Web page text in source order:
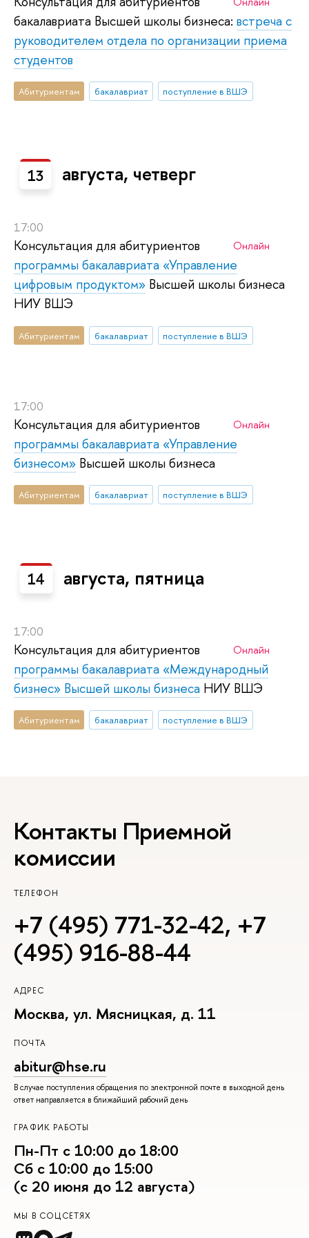
бакалавриата Высшей школы бизнеса: встреча с
руководителем отдела по организации приема
студентов
Абитуриентам бакалавриат поступление в ВШЭ
13 августа, четверг
17:00
Онлайн
Консультация для абитуриентов
программы бакалавриата «Управление
цифровым продуктом» Высшей школы бизнеса
НИУ ВШЭ
Абитуриентам бакалавриат поступление в ВШЭ
17:00
Онлайн
Консультация для абитуриентов
программы бакалавриата «Управление
бизнесом» Высшей школы бизнеса
Абитуриентам бакалавриат поступление в ВШЭ
14 августа, пятница
17:00
Онлайн
Консультация для абитуриентов
программы бакалавриата «Международный
бизнес» Высшей школы бизнеса НИУ ВШЭ
Абитуриентам бакалавриат поступление в ВШЭ
Контакты Приемной
комиссии
ТЕЛЕФОН
+7 (495) 771-32-42, +7
(495) 916-88-44
АДРЕС
Москва, ул. Мясницкая, д. 11
ПОЧТА
abitur@hse.ru
В случае поступления обращения по электронной почте в выходной день
ответ направляется в ближайший рабочий день
ГРАФИК РАБОТЫ
Пн-Пт с 10:00 до 18:00
Сб с 10:00 до 15:00
(с 20 июня до 12 августа)
МЫ В СОЦСЕТЯХ